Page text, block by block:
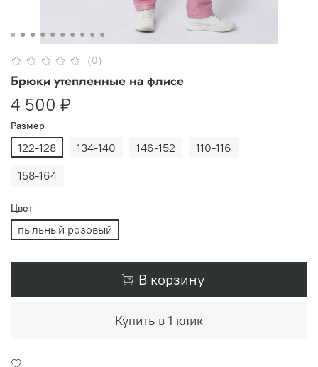
(0)
Брюки утепленные на флисе
4 500 ₽
Размер
122-128 134-140 146-152
110-116
158-164
Цвет
пыльный розовый
В корзину
Купить в 1 клик